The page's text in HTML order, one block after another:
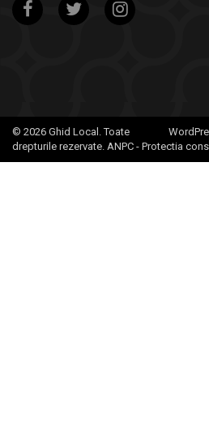
© 2026 Ghid Local. Toate
drepturile rezervate. ANPC - Protectia